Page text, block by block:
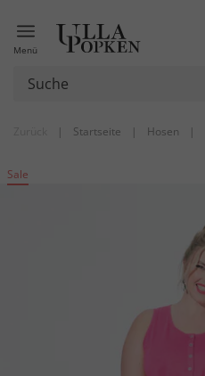
Menü
| Startseite | Hosen |
Sale